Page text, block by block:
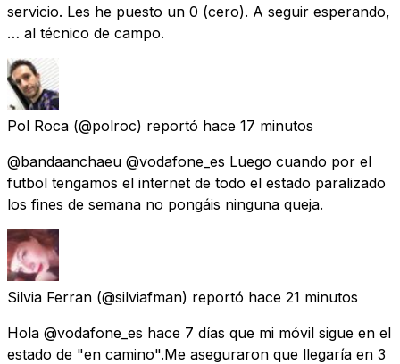
servicio. Les he puesto un 0 (cero). A seguir esperando,
… al técnico de campo.
Pol Roca (@polroc) reportó hace 17 minutos
@bandaanchaeu @vodafone_es Luego cuando por el
futbol tengamos el internet de todo el estado paralizado
los fines de semana no pongáis ninguna queja.
Silvia Ferran (@silviafman) reportó hace 21 minutos
Hola @vodafone_es hace 7 días que mi móvil sigue en el
estado de "en camino".Me aseguraron que llegaría en 3